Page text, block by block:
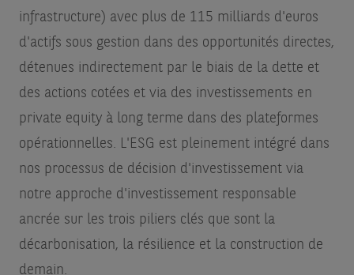
infrastructure) avec plus de 115 milliards d'euros
d'actifs sous gestion dans des opportunités directes,
détenues indirectement par le biais de la dette et
des actions cotées et via des investissements en
private equity à long terme dans des plateformes
opérationnelles. L'ESG est pleinement intégré dans
nos processus de décision d'investissement via
notre approche d'investissement responsable
ancrée sur les trois piliers clés que sont la
décarbonisation, la résilience et la construction de
demain.